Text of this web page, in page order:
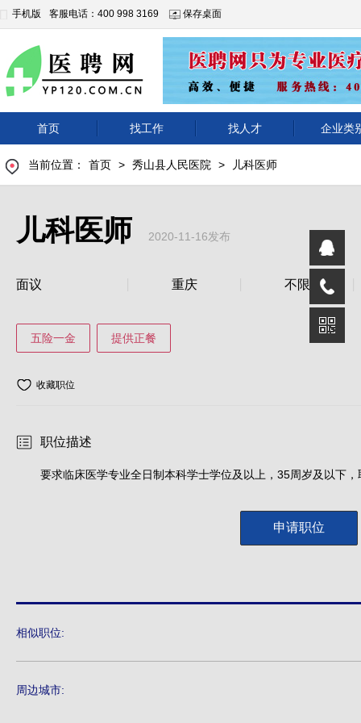
手机版 客服电话：400 998 3169 保存桌面
首页 找工作 找人才 企业类
当前位置： 首页 > 秀山县人民医院 > 儿科医师
儿科医师 2020-11-16发布
面议 重庆 不限
五险一金 提供正餐
收藏职位
职位描述
要求临床医学专业全日制本科学士学位及以上，35周岁及以下
申请职位
相似职位:
周边城市: